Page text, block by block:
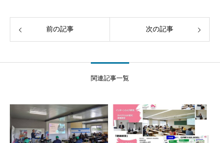
前の記事 次の記事
関連記事一覧